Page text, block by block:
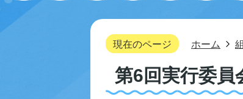
現在のページ ホーム
第6回実行委員